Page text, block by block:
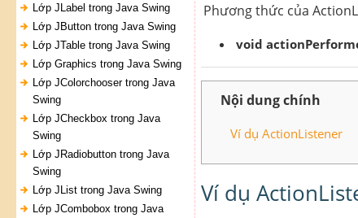
Lớp JLabel trong Java Swing
Lớp JButton trong Java Swing
Lớp JTable trong Java Swing
Lớp Graphics trong Java Swing
Lớp JColorchooser trong Java
Swing
Lớp JCheckbox trong Java
Swing
Lớp JRadiobutton trong Java
Swing
Lớp JList trong Java Swing
Lớp JCombobox trong Java
Phương thức của
void
Nội dung chính
Ví dụ ActionListener
Ví dụ